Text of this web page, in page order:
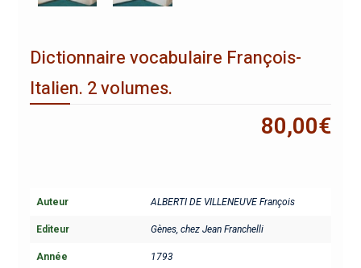
Dictionnaire vocabulaire François-
Italien. 2 volumes.
80,00€
Auteur ALBERTI DE VILLENEUVE François
Editeur Gènes, chez Jean Franchelli
Année 1793